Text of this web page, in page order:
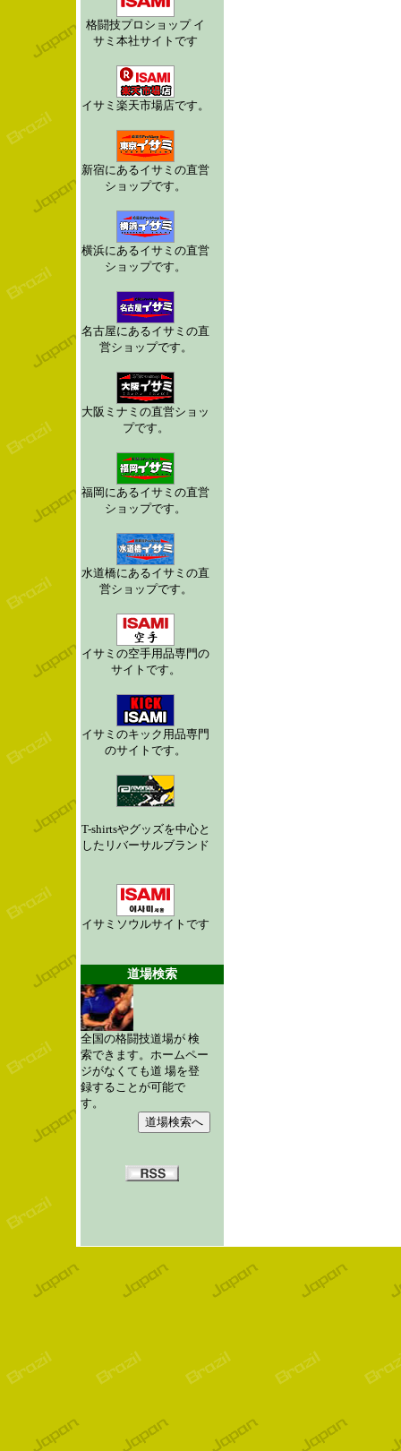
格闘技プロショップ イ
サミ本社サイトです
イサミ楽天市場店です。
新宿にあるイサミの直営
ショップです。
横浜にあるイサミの直営
ショップです。
名古屋にあるイサミの直
営ショップです。
大阪ミナミの直営ショッ
プです。
福岡にあるイサミの直営
ショップです。
水道橋にあるイサミの直
営ショップです。
イサミの空手用品専門の
サイトです。
イサミのキック用品専門
のサイトです。
T-shirtsやグッズを中心と
したリバーサルブランド
イサミソウルサイトです
道場検索
全国の格闘技道場が 検
索できます。ホームペー
ジがなくても道 場を登
録することが可能で
す。